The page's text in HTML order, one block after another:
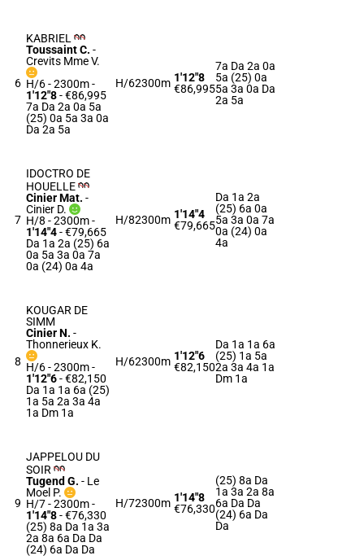
6
KABRIEL
Toussaint C. -
Crevits Mme V.
H/6 - 2300m-
1'12"8- €86,995
7a Da 2a 0a 5a
(25) 0a 5a 3a 0a
Da 2a 5a
H/62300m 1'12"8
€86,995
7a Da 2a 0a
5a (25) 0a
5a 3a 0a Da
2a 5a
7
IDOCTRO DE
HOUELLE
Cinier Mat. -
Cinier D.
H/8 - 2300m-
1'14"4- €79,665
Da 1a 2a (25) 6a
0a 5a 3a 0a 7a
0a (24) 0a 4a
H/82300m 1'14"4
€79,665
Da 1a 2a
(25) 6a 0a
5a 3a 0a 7a
0a (24) 0a
4a
8
KOUGAR DE
SIMM
Cinier N. -
Thonnerieux K.
H/6 - 2300m-
1'12"6- €82,150
Da 1a 1a 6a (25)
1a 5a 2a 3a 4a
1a Dm 1a
H/62300m 1'12"6
€82,150
Da 1a 1a 6a
(25) 1a 5a
2a 3a 4a 1a
Dm 1a
9
JAPPELOU DU
SOIR
Tugend G. - Le
Moel P.
H/7 - 2300m-
1'14"8- €76,330
(25) 8a Da 1a 3a
2a 8a 6a Da Da
(24) 6a Da Da
H/72300m 1'14"8
€76,330
(25) 8a Da
1a 3a 2a 8a
6a Da Da
(24) 6a Da
Da